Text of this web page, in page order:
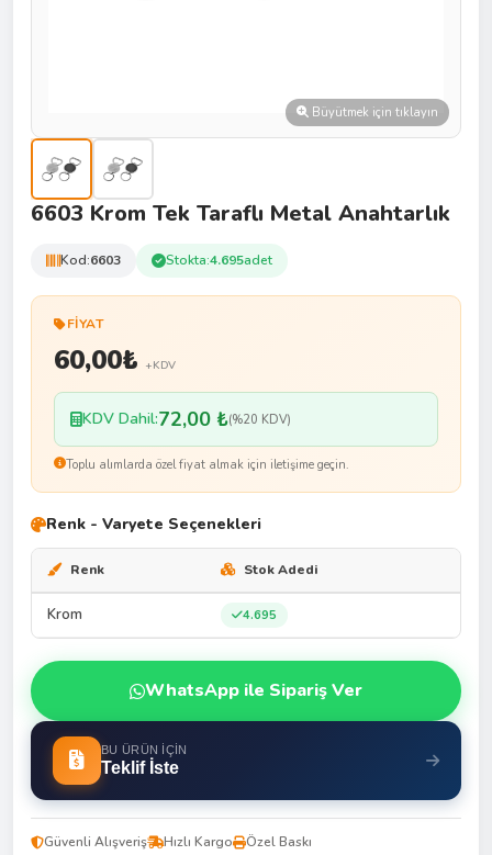
Büyütmek için tıklayın
6603 Krom Tek Taraflı Metal Anahtarlık
Kod:6603 Stokta:4.695adet
FIYAT
60,00₺ +KDV
KDV Dahil:72,00 ₺(%20 KDV)
Toplu alımlarda özel fiyat almak için iletişime geçin.
Renk - Varyete Seçenekleri
Renk Stok Adedi
Krom 4.695
WhatsApp ile Sipariş Ver
BU ÜRÜN İÇIN
Teklif İste
Güvenli Alışveriş Hızlı Kargo Özel Baskı